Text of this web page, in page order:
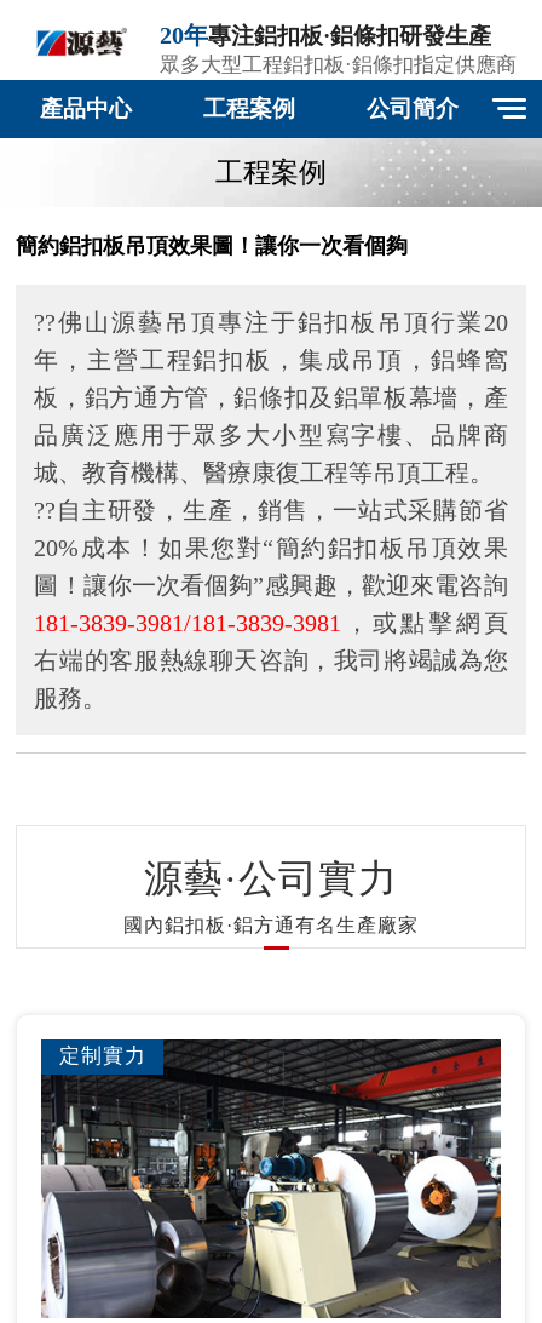
20年專注鋁扣板·鋁條扣研發生產
眾多大型工程鋁扣板·鋁條扣指定供應商
產品中心 工程案例 公司簡介
工程案例
簡約鋁扣板吊頂效果圖！讓你一次看個夠
??佛山源藝吊頂專注于鋁扣板吊頂行業20
年，主營工程鋁扣板，集成吊頂，鋁蜂窩
板，鋁方通方管，鋁條扣及鋁單板幕墻，產
品廣泛應用于眾多大小型寫字樓、品牌商
城、教育機構、醫療康復工程等吊頂工程。
??自主研發，生產，銷售，一站式采購節省
20%成本！如果您對“簡約鋁扣板吊頂效果
圖！讓你一次看個夠”感興趣，歡迎來電咨詢
181-3839-3981/181-3839-3981
，或點擊網頁
右端的客服熱線聊天咨詢，我司將竭誠為您
服務。
源藝·公司實力
國內鋁扣板·鋁方通有名生產廠家
定制實力